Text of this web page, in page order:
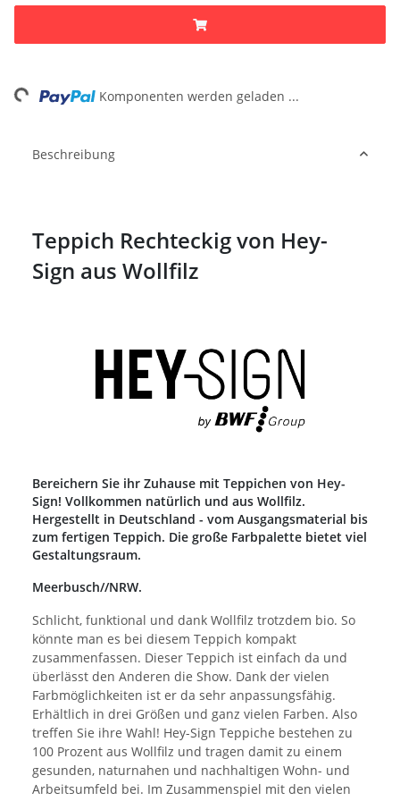
Loading... Komponenten werden geladen ...
Beschreibung
Teppich Rechteckig von Hey-
Sign aus Wollfilz
Bereichern Sie ihr Zuhause mit Teppichen von Hey-
Sign! Vollkommen natürlich und aus Wollfilz.
Hergestellt in Deutschland - vom Ausgangsmaterial bis
zum fertigen Teppich. Die große Farbpalette bietet viel
Gestaltungsraum.
Meerbusch//NRW.
Schlicht, funktional und dank Wollfilz trotzdem bio. So
könnte man es bei diesem Teppich kompakt
zusammenfassen. Dieser Teppich ist einfach da und
überlässt den Anderen die Show. Dank der vielen
Farbmöglichkeiten ist er da sehr anpassungsfähig.
Erhältlich in drei Größen und ganz vielen Farben. Also
treffen Sie ihre Wahl! Hey-Sign Teppiche bestehen zu
100 Prozent aus Wollfilz und tragen damit zu einem
gesunden, naturnahen und nachhaltigen Wohn- und
Arbeitsumfeld bei. Im Zusammenspiel mit den vielen